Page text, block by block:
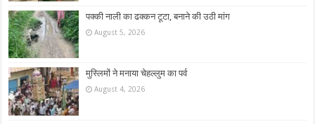
पक्की नाली का ढक्कन टूटा, बनाने की उठी मांग
August 5, 2026
मुस्लिमों ने मनाया चेहल्लुम का पर्व
August 4, 2026